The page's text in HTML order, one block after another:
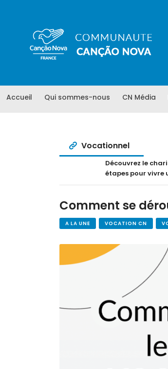
Accueil Qui sommes-nous CN Média
Vocationnel
Découvrez le
étapes pour vivre
Comment se
A LA UNE VOCATION CN